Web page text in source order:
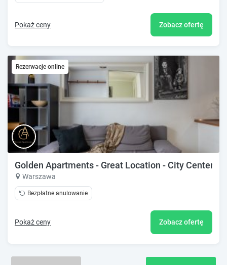
Pokaż ceny Zobacz ofertę
Rezerwacje online
Golden Apartments - Great Location - City Center -
Warszawa
Bezpłatne anulowanie
Pokaż ceny Zobacz ofertę